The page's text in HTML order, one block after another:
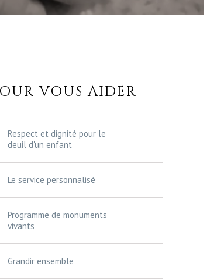
VOUS AIDER
Respect et dignité pour le
deuil d'un enfant
Le service personnalisé
Programme de monuments
vivants
Grandir ensemble